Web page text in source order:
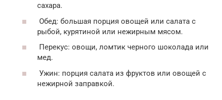
сахара.
Обед: большая порция овощей или салата с
рыбой, курятиной или нежирным мясом.
Перекус: овощи, ломтик черного шоколада или
мед.
Ужин: порция салата из фруктов или овощей с
нежирной заправкой.